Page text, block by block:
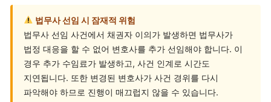
법무사 선임 시 잠재적 위험
법무사 선임 사건에서 채권자 이의가 발생하면 법무사가
법정 대응을 할 수 없어 변호사를 추가 선임해야 합니다. 이
경우 추가 수임료가 발생하고, 사건 인계로 시간도
지연됩니다. 또한 변경된 변호사가 사건 경위를 다시
파악해야 하므로 진행이 매끄럽지 않을 수 있습니다.